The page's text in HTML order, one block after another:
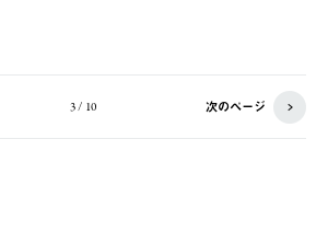
3 / 10 次のページ